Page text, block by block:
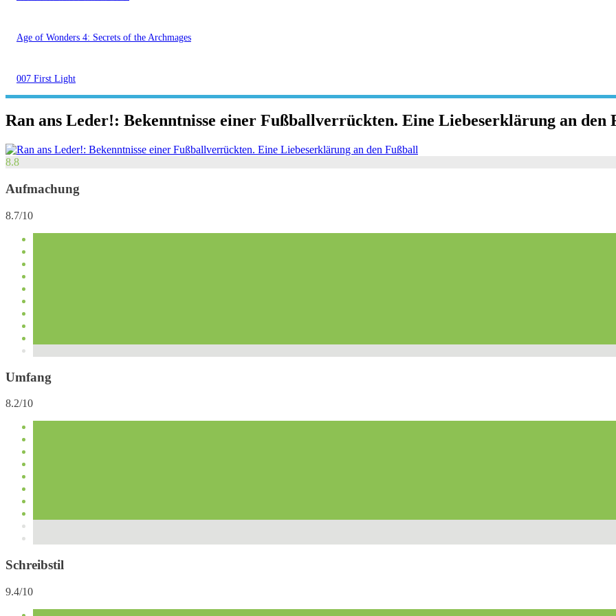
Age of Wonders 4: Secrets of the Archmages
007 First Light
Ran ans Leder!: Bekenntnisse einer Fußballverrückten. Eine Liebeserklärung an den
8.8
Aufmachung
8.7/10
Umfang
8.2/10
Schreibstil
9.4/10